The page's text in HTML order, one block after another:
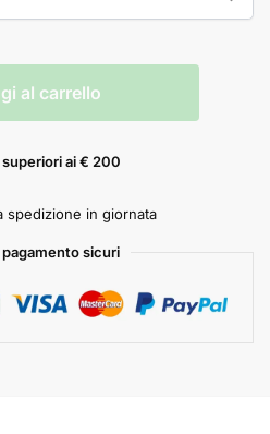
al carrello
ai € 200
spedizione in giornata
sicuri